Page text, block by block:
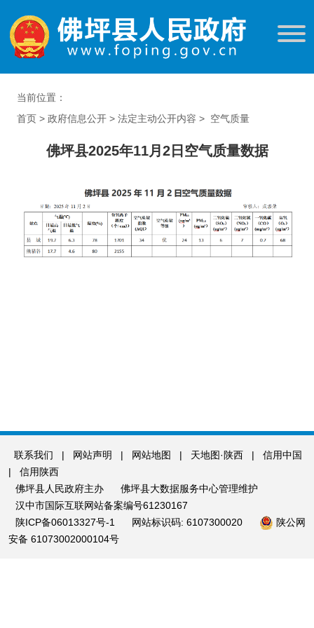
当前位置：
首页 > 政府信息公开 > 法定主动公开内容 > 空气质量
佛坪县2025年11月2日空气质量数据
联系我们 | 网站声明 | 网站地图 | 天地图·陕西 |
信用中国
|
信用陕西
佛坪县人民政府主办
佛坪县大数据服务中心管理维护
汉中市国际互联网站备案编号61230167
陕ICP备06013327号-1
网站标识码: 6107300020
陕公网
安备 61073002000104号